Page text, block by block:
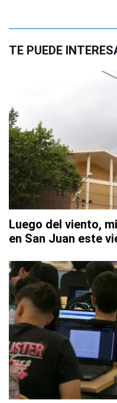
TE PUEDE
Luego del viento,
en San Juan este